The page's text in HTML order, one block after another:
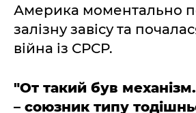
Америка моментально
залізну завісу та
війна із СРСР.
"От такий був
– союзник типу